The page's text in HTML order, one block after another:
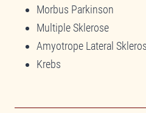
Morbus Parkinson
Multiple Sklerose
Amyotrope Lateral
Krebs